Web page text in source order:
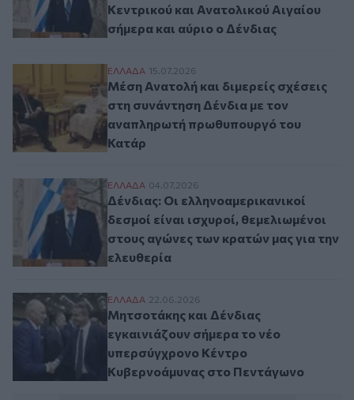
Κεντρικού και Ανατολικού Αιγαίου
σήμερα και αύριο ο Δένδιας
Μέση Ανατολή και διμερείς σχέσεις
ΕΛΛAΔΑ 15.07.2026
Μέση Ανατολή και διμερείς σχέσεις
στη συνάντηση Δένδια με τον
αναπληρωτή πρωθυπουργό του
Κατάρ
Δένδιας: Οι ελληνοαμερικανικοί δεσμοί
ΕΛΛAΔΑ 04.07.2026
Δένδιας: Οι ελληνοαμερικανικοί
δεσμοί είναι ισχυροί, θεμελιωμένοι
στους αγώνες των κρατών μας για την
ελευθερία
Μητσοτάκης και Δένδιας εγκαινιάζουν
ΕΛΛAΔΑ 22.06.2026
Μητσοτάκης και Δένδιας
εγκαινιάζουν σήμερα το νέο
υπερσύγχρονο Κέντρο
Κυβερνοάμυνας στο Πεντάγωνο